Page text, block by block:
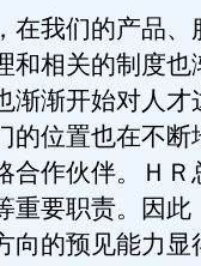
我们的产品、
和相关的制度也
渐渐开始对人才
的位置也在不断
合作伙伴。ＨＲ
重要职责。因此
向的预见能力显